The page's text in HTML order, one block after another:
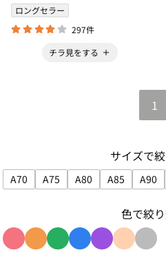
ロングセラー
297件
チラ見をする
1
サイズで
A70
サイズで絞り込み: A70
A75
サイズで絞り込み: A75
A80
サイズで絞り込み:
A85
サイズで
A90
サ
色で絞